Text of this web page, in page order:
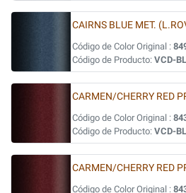
CAIRNS BLUE MET.
Código de Color Original :
Código de Producto: VCD-
CARMEN/CHERRY RED
Código de Color Original :
Código de Producto: VCD-
CARMEN/CHERRY RED
Código de Color Original :